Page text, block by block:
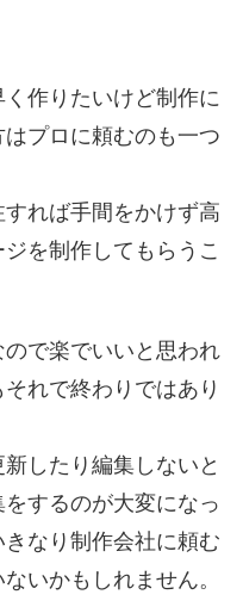
作りたいけど制作に
プロに頼むのも一つ
れば手間をかけず高
を制作してもらうこ
で楽でいいと思われ
れで終わりではあり
したり編集しないと
するのが大変になっ
なり制作会社に頼む
いかもしれません。